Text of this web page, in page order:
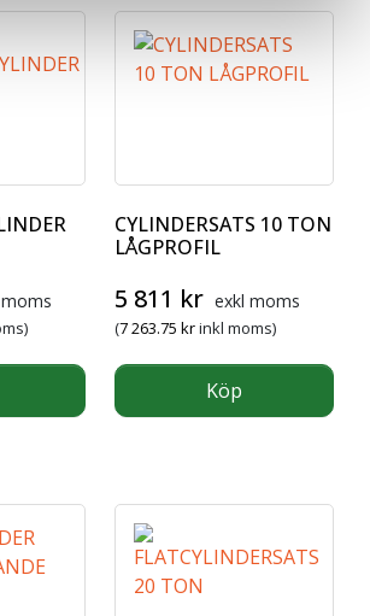
CYLINDERSATS 10 TON
LÅGPROFIL
5 811 kr exkl moms
(7 263.75 krinkl moms)
Köp